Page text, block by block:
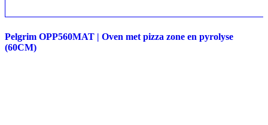
Pelgrim OPP560MAT | Oven met pizza zone en pyrolyse
(60CM)